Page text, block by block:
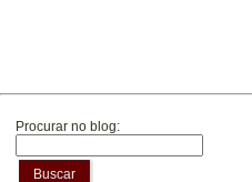
Procurar no blog:
Buscar